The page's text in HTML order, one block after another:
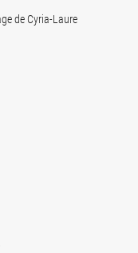
de Cyria-Laure